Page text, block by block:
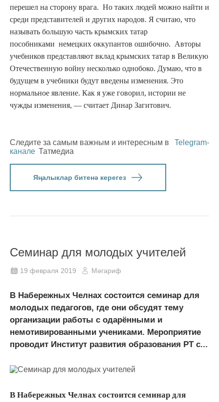
перешел на сторону врага. Но таких людей можно найти и
среди представителей и других народов. Я считаю, что
называть большую часть крымских татар
пособниками немецких оккупантов ошибочно. Авторы
учебников представляют вклад крымских татар в Великую
Отечественную войну несколько однобоко. Думаю, что в
будущем в учебники будут введены изменения. Это
нормальное явление. Как я уже говорил, истории не
чужды изменения, — считает Динар Загитович.
Следите за самым важным и интересным в
Telegram-
канале Татмедиа
Яңалыклар битенә керегез
Семинар для молодых учителей
19 февраля 2019 Мәгариф
В Набережных Челнах состоится семинар для
молодых педагогов, где они обсудят тему
организации работы с одарёнными и
немотивированными учениками. Мероприятие
проводит Институт развития образования РТ с...
В Набережных Челнах состоится семинар для